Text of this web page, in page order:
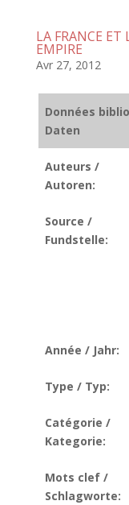
LA FRANCE ET
EMPIRE
Avr 27, 2012
Données
Daten
Auteurs /
Autoren:
Source /
Fundstelle:
Année / Jahr:
Type / Typ:
Catégorie /
Kategorie:
Mots clef /
Schlagworte: